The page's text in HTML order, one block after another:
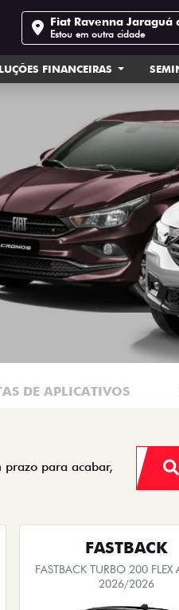
Fiat Ravenna Jaraguá
Estou em outra cidade
FINANCEIRAS
DE APLICATIVOS
para acabar,
FASTBACK
FASTBACK TURBO 200 FLEX
2026/2026